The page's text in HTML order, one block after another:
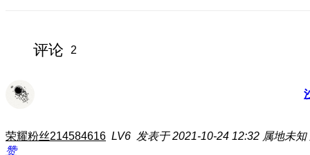
评论 2
荣耀粉丝214584616 LV6 发表于 2021-10-24 12:32 属地未知
赞